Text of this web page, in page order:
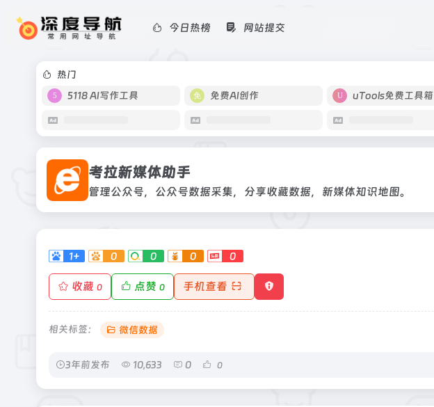
今日热榜 网站提交
热门
5118 AI写作工具
免费AI创作 uTools免费工具箱
考拉新媒体助手
管理公众号，公众号数据采集，分享收藏数据，新媒体知识地图。
1+ 0 0 0 0
收藏 0 点赞 0 手机查看
相关标签： 微信数据
3年前发布 10,633 0 0